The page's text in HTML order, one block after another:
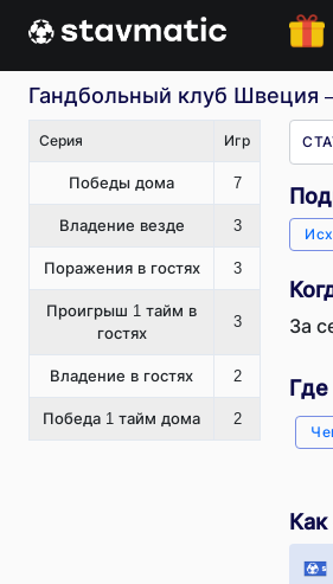
Гандбольный клуб Швеция
Серия Игр
Победы дома 7
Владение везде 3
Поражения в гостях 3
Проигрыш 1 тайм в
гостях
3
Владение в гостях 2
Победа 1 тайм дома 2
За